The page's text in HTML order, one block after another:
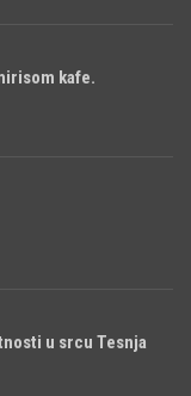
kafe.
u srcu Tesnja